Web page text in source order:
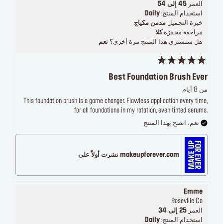
العمر 45 إلى 54
استخدام المنتج: Daily
خبرة التجميل مدمن مكياج
مراجعة محفزة كلا
هل ستشتري هذا المنتج مرة أخرى؟ نعم
Best Foundation Brush Ever
من 8 أيام
This foundation brush is a game changer. Flawless application every time,
for all foundations in my rotation, even tinted serums.
نعم، انصح بهذا المنتج
makeupforever.com نشرت أولاً على
Emme
Roseville Ca
العمر 25 إلى 34
استخدام المنتج: Daily